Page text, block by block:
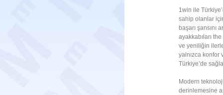
1win ile
sahip olanlar
başarı
ayakkabıları
ve yeniliğin
yalnızca konfor
Türkiye’de
Modern
derinlemesine